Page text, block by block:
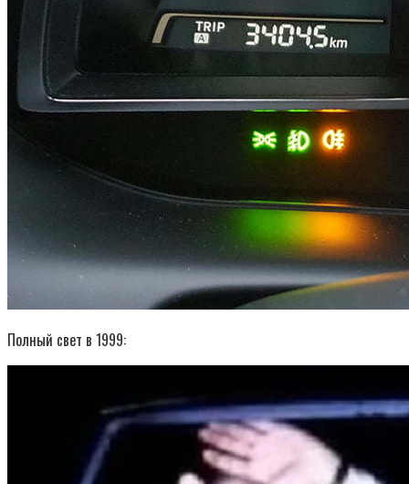
Полный свет в 1999: